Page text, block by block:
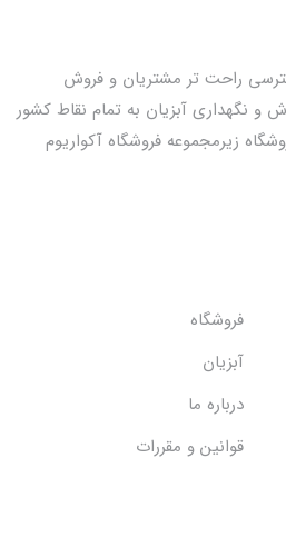
راحت تر مشتریان و فروش
و نگهداری آبزیان به تمام نقاط کشور
فروشگاه زیرمجموعه فروشگاه آکواریوم
فروشگاه
آبزیان
درباره ما
قوانین و مقررات